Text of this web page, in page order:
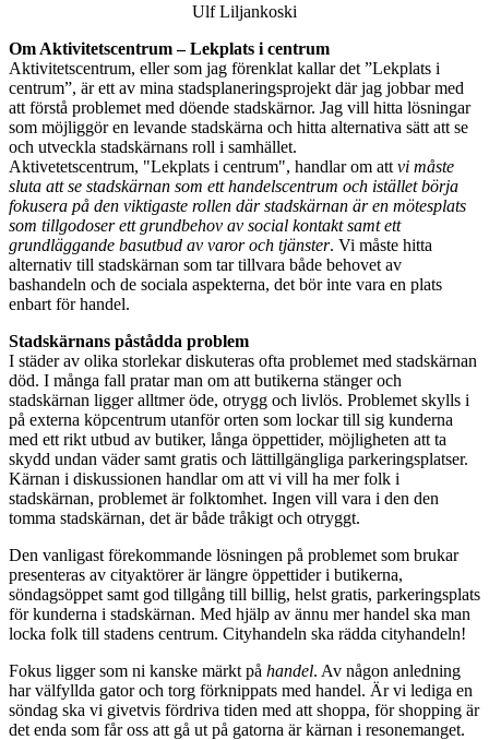
Ulf Liljankoski
Om Aktivitetscentrum – Lekplats i centrum
Aktivitetscentrum, eller som jag förenklat kallar det ”Lekplats i
centrum”, är ett av mina stadsplaneringsprojekt där jag jobbar med
att förstå problemet med döende stadskärnor. Jag vill hitta lösningar
som möjliggör en levande stadskärna och hitta alternativa sätt att se
och utveckla stadskärnans roll i samhället.
Aktivetetscentrum, "Lekplats i centrum", handlar om att vi måste
sluta att se stadskärnan som ett handelscentrum och istället börja
fokusera på den viktigaste rollen där stadskärnan är en mötesplats
som tillgodoser ett grundbehov av social kontakt samt ett
grundläggande basutbud av varor och tjänster. Vi måste hitta
alternativ till stadskärnan som tar tillvara både behovet av
bashandeln och de sociala aspekterna, det bör inte vara en plats
enbart för handel.
Stadskärnans påstådda problem
I städer av olika storlekar diskuteras ofta problemet med stadskärnan
död. I många fall pratar man om att butikerna stänger och
stadskärnan ligger alltmer öde, otrygg och livlös. Problemet skylls i
på externa köpcentrum utanför orten som lockar till sig kunderna
med ett rikt utbud av butiker, långa öppettider, möjligheten att ta
skydd undan väder samt gratis och lättillgängliga parkeringsplatser.
Kärnan i diskussionen handlar om att vi vill ha mer folk i
stadskärnan, problemet är folktomhet. Ingen vill vara i den den
tomma stadskärnan, det är både tråkigt och otryggt.
Den vanligast förekommande lösningen på problemet som brukar
presenteras av cityaktörer är längre öppettider i butikerna,
söndagsöppet samt god tillgång till billig, helst gratis, parkeringsplats
för kunderna i stadskärnan. Med hjälp av ännu mer handel ska man
locka folk till stadens centrum. Cityhandeln ska rädda cityhandeln!
Fokus ligger som ni kanske märkt på handel. Av någon anledning
har välfyllda gator och torg förknippats med handel. Är vi lediga en
söndag ska vi givetvis fördriva tiden med att shoppa, för shopping är
det enda som får oss att gå ut på gatorna är kärnan i resonemanget.